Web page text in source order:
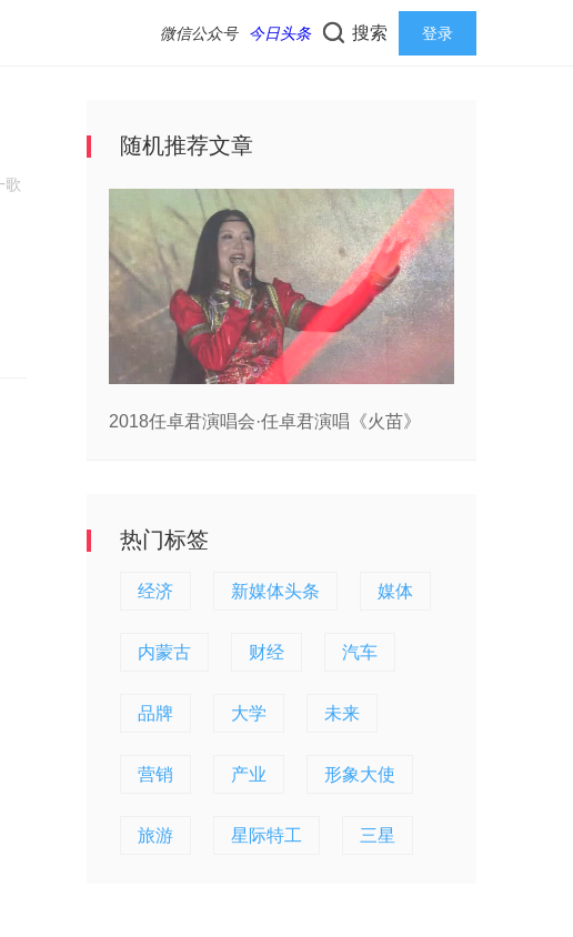
微信公众号 今日头条 搜索 登录
歌
随机推荐文章
2018任卓君演唱会·任卓君演唱《火苗》
热门标签
经济 新媒体头条 媒体
内蒙古 财经 汽车
品牌 大学 未来
营销 产业 形象大使
旅游 星际特工 三星